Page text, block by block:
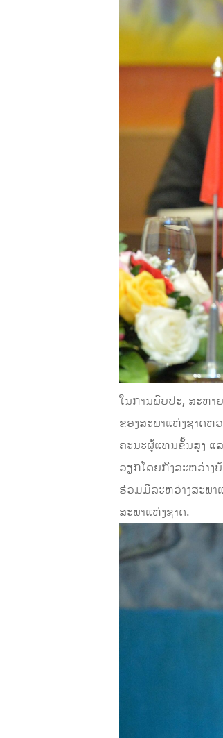
ໃນການພົບປະ, ສະຫາ
ຂອງ​ສະພາ​ແຫ່ງ​ຊາດຫ
ຄະນະ​ຜູ້​ແທນ​ຂັ້ນ​ສູງ ​ແ
ວຽກໂດຍ​ກົງ​ລະຫວ່າງ​
ຮ່ວມ​ມື​ລະຫວ່າງ​ສະພາ​
ສະພາ​ແຫ່ງ​ຊາດ.